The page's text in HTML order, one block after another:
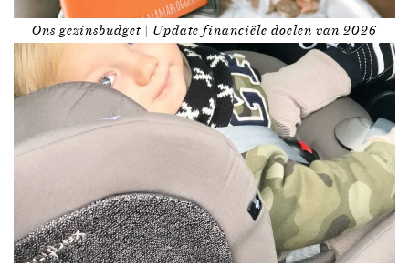
Ons gezinsbudget | Update financiële doelen van 2026